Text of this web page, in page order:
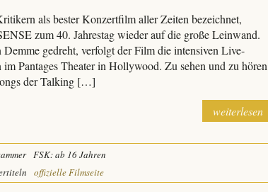
als bester Konzertfilm aller Zeiten bezeichnet,
zum 40. Jahrestag wieder auf die große Leinwand.
Demme gedreht, verfolgt der Film die intensiven Live-
Pantages Theater in Hollywood. Zu sehen und zu hören
der Talking […]
weiterlesen
FSK: ab 16 Jahren
offizielle Filmseite